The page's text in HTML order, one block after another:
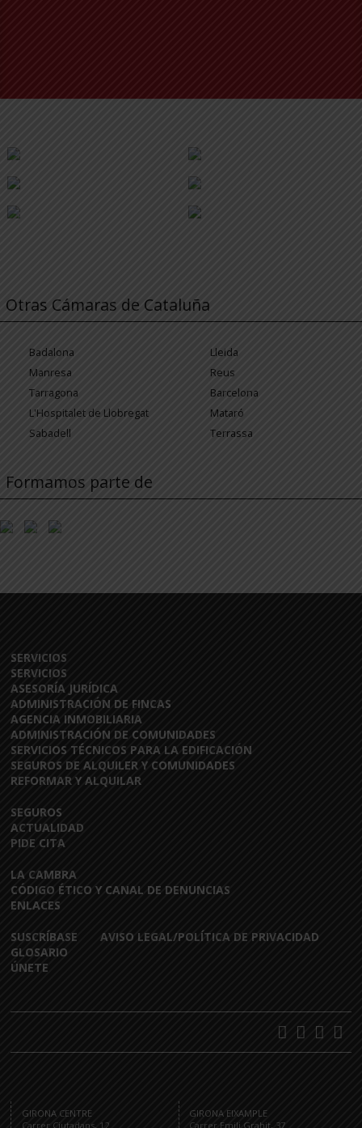
Otras Cámaras de Cataluña
Badalona
Lleida
Manresa
Reus
Tarragona
Barcelona
L'Hospitalet de Llobregat
Mataró
Sabadell
Terrassa
Formamos parte de
SERVICIOS
SERVICIOS
ASESORÍA JURÍDICA
ADMINISTRACIÓN DE FINCAS
AGENCIA INMOBILIARIA
ADMINISTRACIÓN DE COMUNIDADES
SERVICIOS TÉCNICOS PARA LA EDIFICACIÓN
SEGUROS DE ALQUILER Y COMUNIDADES
REFORMAR Y ALQUILAR
SEGUROS
ACTUALIDAD
PIDE CITA
LA CAMBRA
CÓDIGO ÉTICO Y CANAL DE DENUNCIAS
ENLACES
SUSCRÍBASE
GLOSARIO
ÚNETE
AVISO LEGAL/POLÍTICA DE PRIVACIDAD
GIRONA CENTRE
Carrer Ciutadans, 12
GIRONA EIXAMPLE
Carrer Emili Grahit, 37